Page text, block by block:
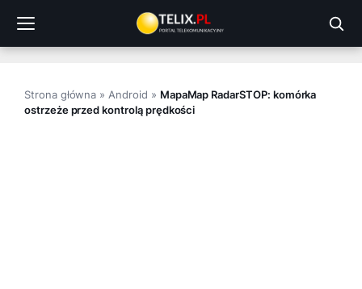
treści
Strona główna » Android » MapaMap RadarSTOP: komórka
ostrzeże przed kontrolą prędkości